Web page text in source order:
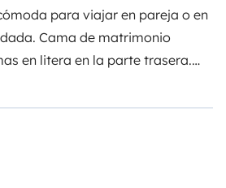
para viajar en pareja o en
Cama de matrimonio
en litera en la parte trasera.
cama de matrimonio. Baño
rígida. Cocina con 3 fogones.
Toldo fiama. Boyler truma